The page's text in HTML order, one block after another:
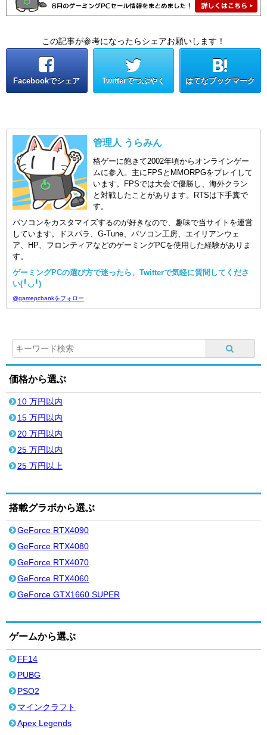
この記事が参考になったらシェアお願いします！
Facebookでシェア Twitterでつぶやく はてなブックマーク
管理人 うらみん
格ゲーに飽きて2002年頃からオンラインゲー
ムに参入。主にFPSとMMORPGをプレイして
います。FPSでは大会で優勝し、海外クラン
と対戦したことがあります。RTSは下手糞で
す。
パソコンをカスタマイズするのが好きなので、趣味で当サイトを運営
しています。ドスパラ、G-Tune、パソコン工房、エイリアンウェ
ア、HP、フロンティアなどのゲーミングPCを使用した経験がありま
す。
ゲーミングPCの選び方で迷ったら、Twitterで気軽に質問してくださ
い(╹◡╹)
@gamepcbankをフォロー
価格から選ぶ
10 万円以内
15 万円以内
20 万円以内
25 万円以内
25 万円以上
搭載グラボから選ぶ
GeForce RTX4090
GeForce RTX4080
GeForce RTX4070
GeForce RTX4060
GeForce GTX1660 SUPER
ゲームから選ぶ
FF14
PUBG
PSO2
マインクラフト
Apex Legends